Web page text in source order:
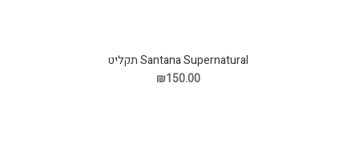
Santana Supernatural תקליט
₪150.00